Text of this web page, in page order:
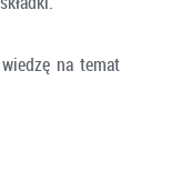
na temat